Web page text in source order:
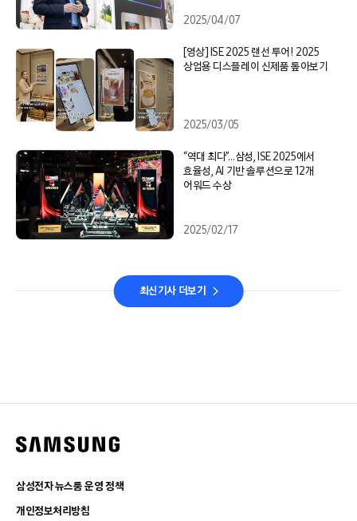
2025/04/07
[영상] ISE 2025 랜선 투어! 2025
상업용 디스플레이 신제품 톺아보기
2025/03/05
“역대 최다”…삼성, ISE 2025에서
효율성, AI 기반 솔루션으로 12개
어워드 수상
2025/02/17
최신기사 더보기
삼성전자 뉴스룸 운영 정책
개인정보처리방침